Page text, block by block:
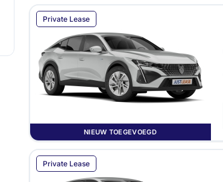
Private Lease
NIEUW TOEGEVOEGD
Private Lease